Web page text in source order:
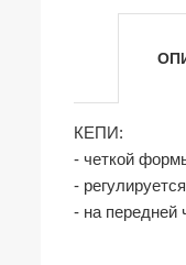
КЕПИ:
- четкой
-
- на передней